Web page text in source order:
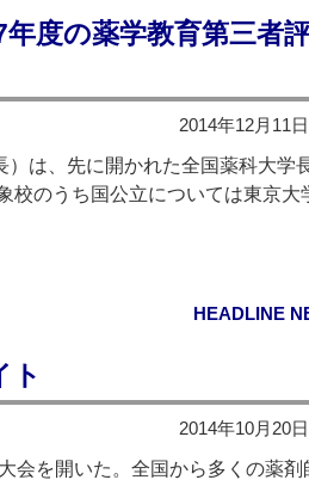
年度の薬学教育第三者
2014年12月11
は、先に開かれた全国薬科大学
のうち国公立については東京大
HEADLINE
ト
2014年10月20
会を開いた。全国から多くの薬剤